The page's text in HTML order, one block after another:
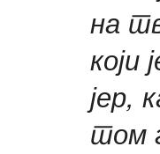
на
који
јер,
том